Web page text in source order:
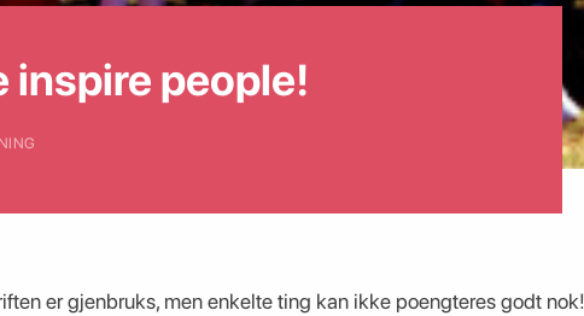
inspire people!
er gjenbruks, men enkelte ting kan ikke poengteres godt nok!